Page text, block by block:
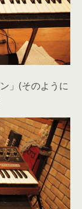
」(そのように